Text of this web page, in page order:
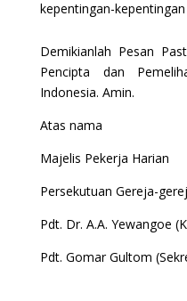
kepentingan-
Demikianlah Pesan
Pencipta dan
Indonesia. Amin.
Atas nama
Majelis Pekerja Harian
Persekutuan Gereja-
Pdt. Dr. A.A. Yewangoe
Pdt. Gomar Gultom